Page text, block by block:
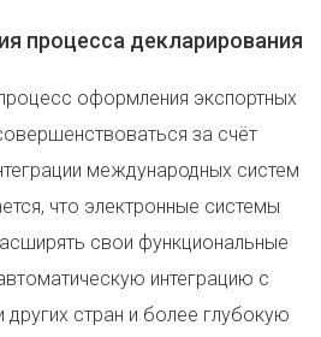
процесса декларирования
оформления экспортных
за счёт
международных систем
что электронные системы
свои функциональные
интеграцию с
стран и более глубокую